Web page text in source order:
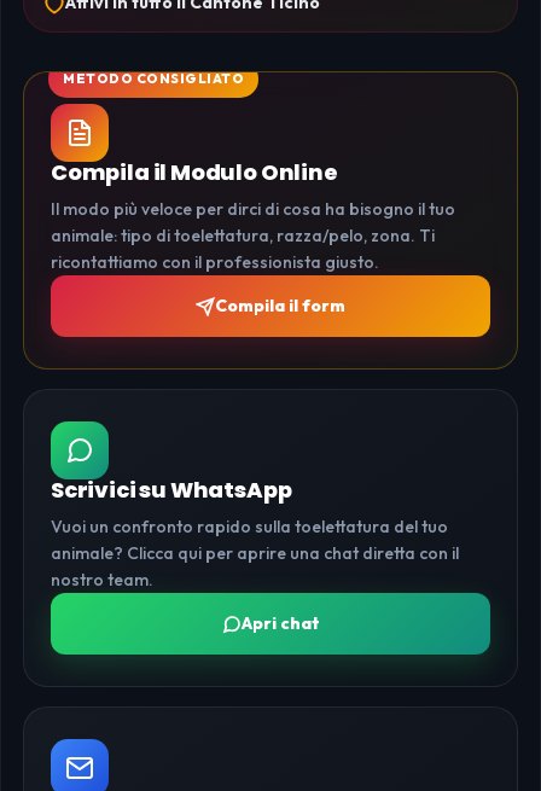
Compila il Modulo Online
Il modo più veloce per dirci di cosa ha bisogno il tuo
animale: tipo di toelettatura, razza/pelo, zona. Ti
ricontattiamo con il professionista giusto.
Compila il form
Scrivici su WhatsApp
Vuoi un confronto rapido sulla toelettatura del tuo
animale? Clicca qui per aprire una chat diretta con il
nostro team.
Apri chat